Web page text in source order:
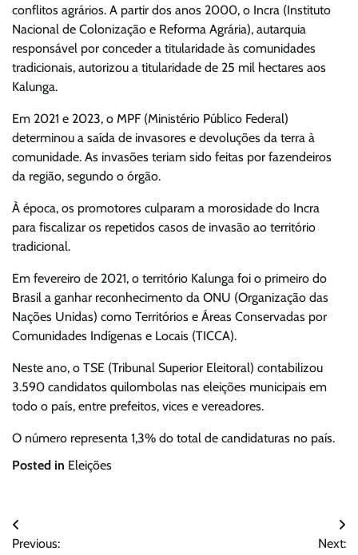
conflitos agrários. A partir dos anos 2000, o Incra (Instituto
Nacional de Colonização e Reforma Agrária), autarquia
responsável por conceder a titularidade às comunidades
tradicionais, autorizou a titularidade de 25 mil hectares aos
Kalunga.
Em 2021 e 2023, o MPF (Ministério Público Federal)
determinou a saída de invasores e devoluções da terra à
comunidade. As invasões teriam sido feitas por fazendeiros
da região, segundo o órgão.
À época, os promotores culparam a morosidade do Incra
para fiscalizar os repetidos casos de invasão ao território
tradicional.
Em fevereiro de 2021, o território Kalunga foi o primeiro do
Brasil a ganhar reconhecimento da ONU (Organização das
Nações Unidas) como Territórios e Áreas Conservadas por
Comunidades Indígenas e Locais (TICCA).
Neste ano, o TSE (Tribunal Superior Eleitoral) contabilizou
3.590 candidatos quilombolas nas eleições municipais em
todo o país, entre prefeitos, vices e vereadores.
O número representa 1,3% do total de candidaturas no país.
Posted in Eleições
Navegação
Previous: Next: